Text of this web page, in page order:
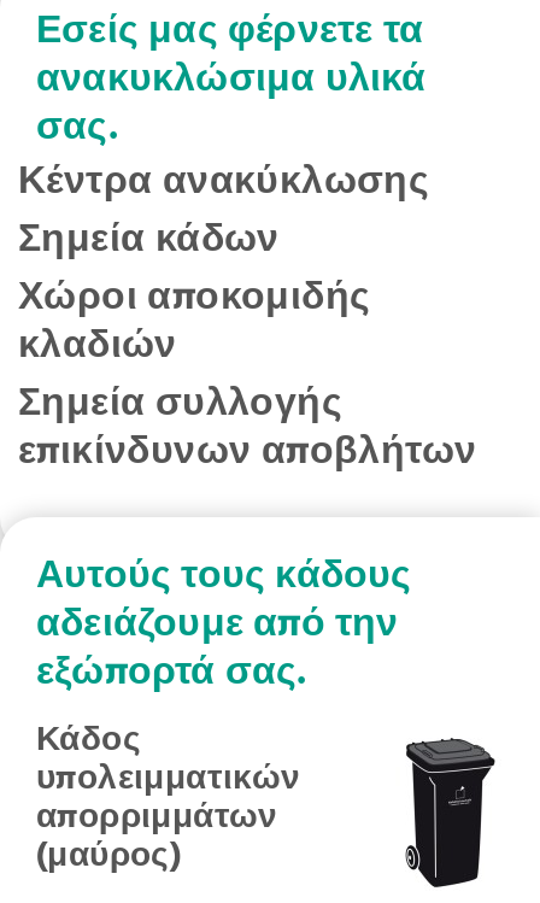
Εσείς μας φέρνετε τα
ανακυκλώσιμα υλικά
σας.
Κέντρα ανακύκλωσης
Σημεία κάδων
Χώροι αποκομιδής
κλαδιών
Σημεία συλλογής
επικίνδυνων αποβλήτων
Αυτούς τους κάδους
αδειάζουμε από την
εξώπορτά σας.
Κάδος
υπολειμματικών
απορριμμάτων
(μαύρος)